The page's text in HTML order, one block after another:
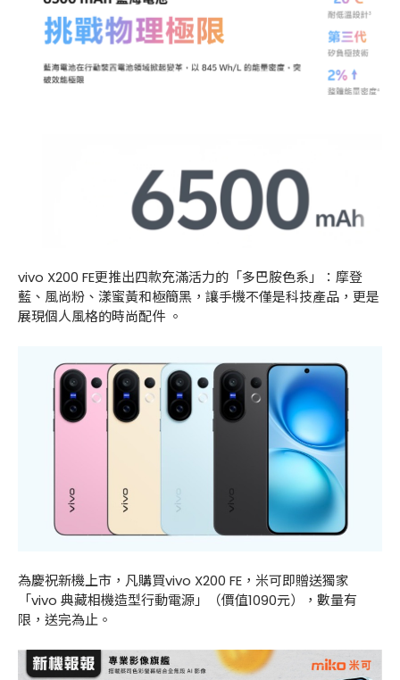
vivo X200 FE更推出四款充滿活力的「多巴胺色系」：摩登
藍、風尚粉、漾蜜黃和極簡黑，讓手機不僅是科技產品，更是
展現個人風格的時尚配件 。
為慶祝新機上市，凡購買vivo X200 FE，米可即贈送獨家
「vivo 典藏相機造型行動電源」（價值1090元），數量有
限，送完為止。